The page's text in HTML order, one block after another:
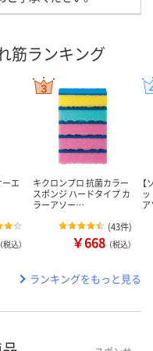
筋ランキング
ーエ
（税込）
キクロンプロ 抗菌カラー
スポンジ ハードタイプ カ
ラーアソー…
(43件)
￥668 （税込）
ランキングをもっと見る